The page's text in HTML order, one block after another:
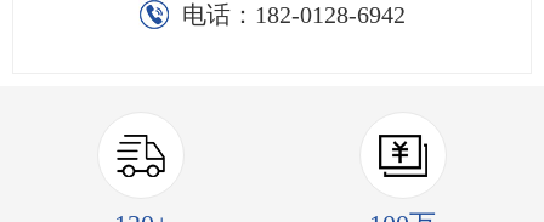
电话： 182-0128-6942